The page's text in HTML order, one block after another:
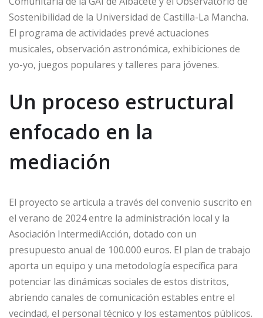
Sostenibilidad de la Universidad de Castilla-La Mancha.
El programa de actividades prevé actuaciones
musicales, observación astronómica, exhibiciones de
yo-yo, juegos populares y talleres para jóvenes.
Un proceso estructural
enfocado en la
mediación
El proyecto se articula a través del convenio suscrito en
el verano de 2024 entre la administración local y la
Asociación IntermediAcción, dotado con un
presupuesto anual de 100.000 euros. El plan de trabajo
aporta un equipo y una metodología específica para
potenciar las dinámicas sociales de estos distritos,
abriendo canales de comunicación estables entre el
vecindad, el personal técnico y los estamentos públicos.